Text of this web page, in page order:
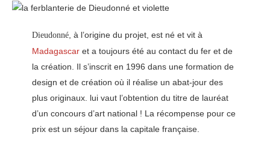
Dieudonné, à l’origine du projet, est né et vit à
Madagascaret a toujours été au contact du fer et de
la création. Il s’inscrit en 1996 dans une formation de
design et de création où il réalise un abat-jour des
plus originaux. lui vaut l’obtention du titre de lauréat
d’un concours d’art national ! La récompense pour ce
prix est un séjour dans la capitale française.